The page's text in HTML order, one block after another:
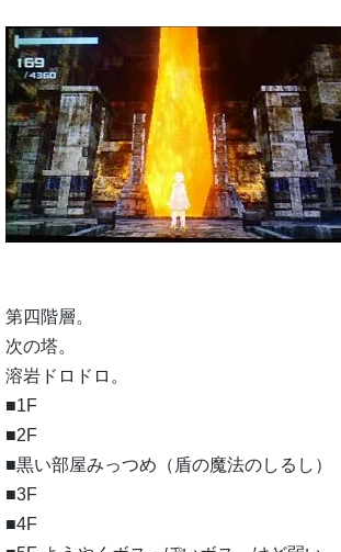
第四階層。
次の塔。
溶岩ドロドロ。
■1F
■2F
■黒い部屋みっつめ（盾の魔法のしるし）
■3F
■4F